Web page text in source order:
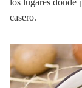
casero.